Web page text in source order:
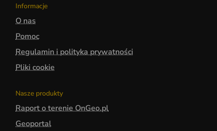
Informacje
O nas
Pomoc
Regulamin i polityka prywatności
Pliki cookie
Nasze produkty
Raport o terenie OnGeo.pl
Geoportal